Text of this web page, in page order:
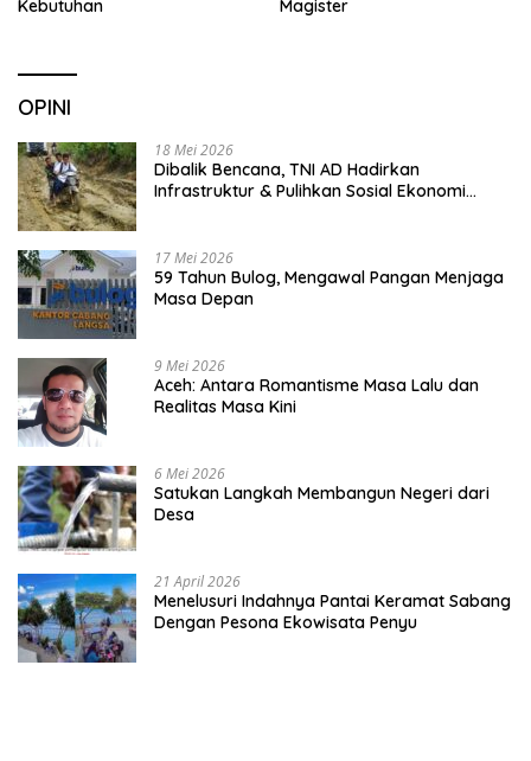
Kebutuhan
Magister
OPINI
18 Mei 2026
Dibalik Bencana, TNI AD Hadirkan
Infrastruktur & Pulihkan Sosial Ekonomi
17 Mei 2026
59 Tahun Bulog, Mengawal Pangan Menjaga
Masa Depan
9 Mei 2026
Aceh: Antara Romantisme Masa Lalu dan
Realitas Masa Kini
6 Mei 2026
Satukan Langkah Membangun Negeri dari
Desa
21 April 2026
Menelusuri Indahnya Pantai Keramat Sabang
Dengan Pesona Ekowisata Penyu